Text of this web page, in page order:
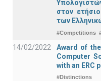
στον
των
#Competitions
14/02/2022
Award of
Computer
with an ERC
#Distinctions